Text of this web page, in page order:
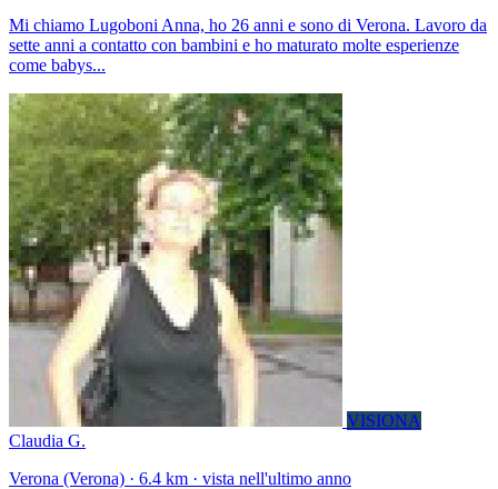
Mi chiamo Lugoboni Anna, ho 26 anni e sono di Verona. Lavoro da
sette anni a contatto con bambini e ho maturato molte esperienze
come babys...
VISIONA
Claudia G.
Verona (Verona) · 6.4 km · vista nell'ultimo anno